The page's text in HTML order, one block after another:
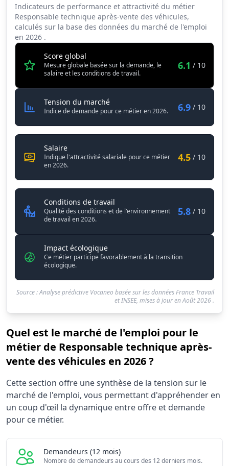
Indicateurs de performance et attractivité du métier
Responsable technique après-vente des véhicules,
calculés sur la base des données du marché de l'emploi
en 2026 .
Score global
Mesure globale basée sur la demande, le
salaire et les conditions de travail.
6.1 / 10
Tension du marchéResponsable technique après-
Indice de demande pour ce métier en 2026. 6.9 / 10
SalaireResponsable technique après-vente des
Indique l'attractivité salariale pour ce métier
en 2026.
4.5 / 10
Conditions de travail
Qualité des conditions et de l'environnement
de travail en 2026.
5.8 / 10
Impact écologique
Ce métier participe favorablement à la transition
écologique.
Source : Analyse prédictive Vocaneo basée sur les données France Travail
et INSEE, mises à jour enAoût 2026.
Quel est le marché de l'emploi pour le
métier de Responsable technique après-
vente des véhicules en 2026 ?
Statistiques recrutement Responsable technique après-
Indicateur
Demandeurs d'emploi (12 mois)
Offres publiées (12 mois)
Indice de tension globale
Cette section offre une synthèse de la tension sur le
marché de l'emploi, vous permettant d'appréhender en
un coup d'œil la dynamique entre offre et demande
pour ce métier.
Demandeurs (12 mois)
Nombre de demandeurs au cours des 12 derniers mois.